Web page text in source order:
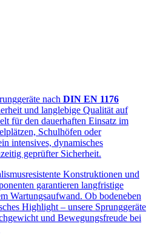
nach DIN EN 1176
und langlebige Qualität auf
für den dauerhaften Einsatz im
Schulhöfen oder
intensives, dynamisches
geprüfter Sicherheit.
Konstruktionen und
garantieren langfristige
Wartungsaufwand. Ob bodeneben
Highlight – unsere Sprunggeräte
und Bewegungsfreude bei